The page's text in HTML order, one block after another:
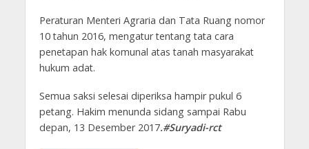
Peraturan Menteri Agraria dan Tata Ruang nomor
10 tahun 2016, mengatur tentang tata cara
penetapan hak komunal atas tanah masyarakat
hukum adat.
Semua saksi selesai diperiksa hampir pukul 6
petang. Hakim menunda sidang sampai Rabu
depan, 13 Desember 2017.#Suryadi-rct